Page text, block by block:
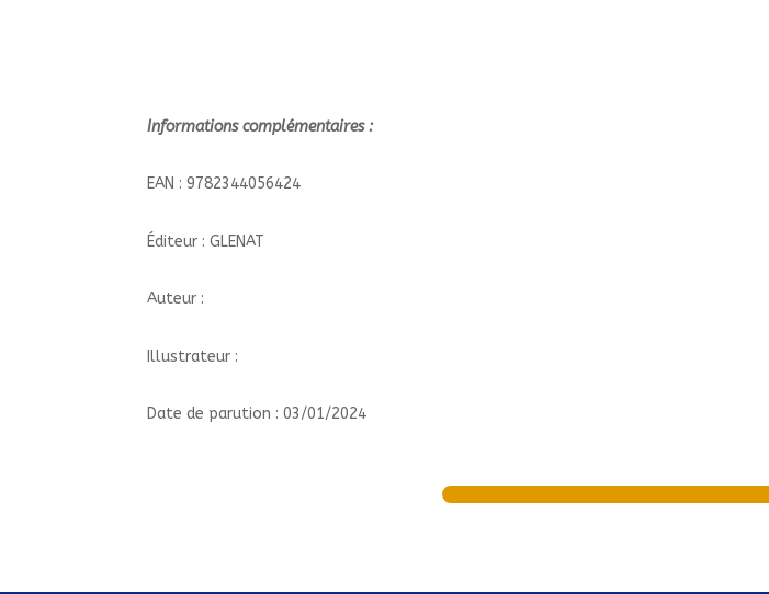
Informations complémentaires :
EAN : 9782344056424
Éditeur : GLENAT
Auteur :
Illustrateur :
Date de parution : 03/01/2024